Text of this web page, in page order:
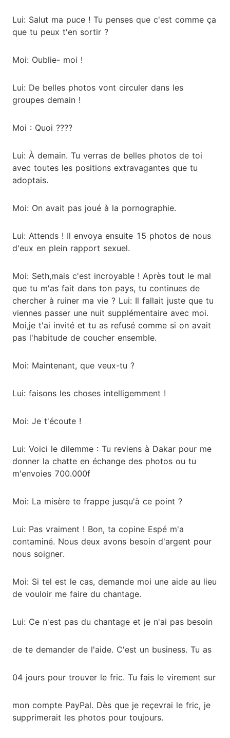
Lui: Salut ma puce ! Tu penses que c'est comme ça
que tu peux t'en sortir ?
Moi: Oublie- moi !
Lui: De belles photos vont circuler dans les
groupes demain !
Moi : Quoi ????
Lui: À demain. Tu verras de belles photos de toi
avec toutes les positions extravagantes que tu
adoptais.
Moi: On avait pas joué à la pornographie.
Lui: Attends ! Il envoya ensuite 15 photos de nous
d'eux en plein rapport sexuel.
Moi: Seth,mais c'est incroyable ! Après tout le mal
que tu m'as fait dans ton pays, tu continues de
chercher à ruiner ma vie ? Lui: Il fallait juste que tu
viennes passer une nuit supplémentaire avec moi.
Moi,je t'ai invité et tu as refusé comme si on avait
pas l'habitude de coucher ensemble.
Moi: Maintenant, que veux-tu ?
Lui: faisons les choses intelligemment !
Moi: Je t'écoute !
Lui: Voici le dilemme : Tu reviens à Dakar pour me
donner la chatte en échange des photos ou tu
m'envoies 700.000f
Moi: La misère te frappe jusqu'à ce point ?
Lui: Pas vraiment ! Bon, ta copine Espé m'a
contaminé. Nous deux avons besoin d'argent pour
nous soigner.
Moi: Si tel est le cas, demande moi une aide au lieu
de vouloir me faire du chantage.
Lui: Ce n'est pas du chantage et je n'ai pas besoin
de te demander de l'aide. C'est un business. Tu as
04 jours pour trouver le fric. Tu fais le virement sur
mon compte PayPal. Dès que je reçevrai le fric, je
supprimerait les photos pour toujours.